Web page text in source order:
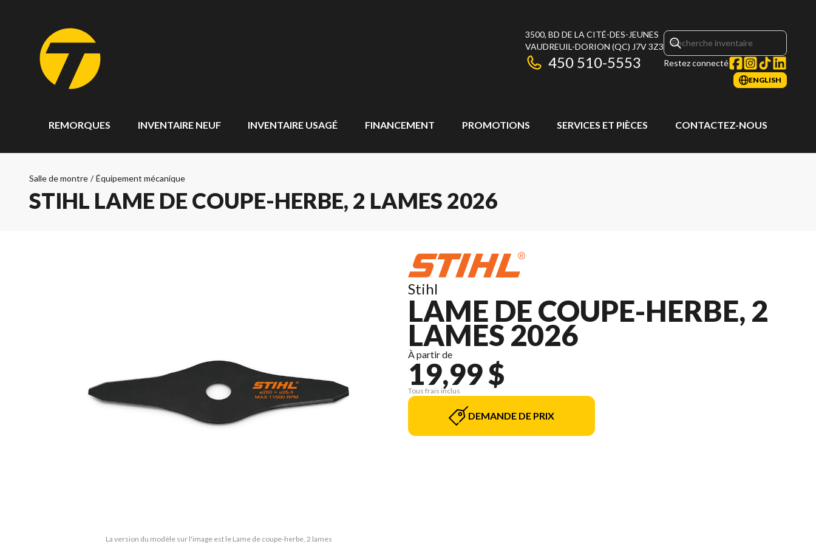
3500, BD DE LA CITÉ-DES-JEUNES
VAUDREUIL-DORION (QC) J7V 3Z3
450 510-5553 Restez connecté
ENGLISH
REMORQUES INVENTAIRE NEUF INVENTAIRE USAGÉ FINANCEMENT PROMOTIONS SERVICES ET PIÈCES CONTACTEZ-NOUS
Salle de montre / Équipement mécanique
STIHL LAME DE COUPE-HERBE, 2 LAMES 2026
La version du modèle sur l'image est le Lame de coupe-herbe, 2 lames
Stihl
LAME DE COUPE-HERBE, 2
LAMES 2026
À partir de
19,99 $
Tous frais inclus
DEMANDE DE PRIX